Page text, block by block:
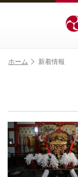
ホーム 新着情報